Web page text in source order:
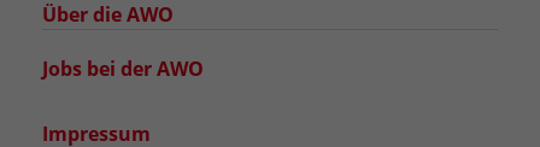
Über die AWO
Jobs bei der AWO
Impressum